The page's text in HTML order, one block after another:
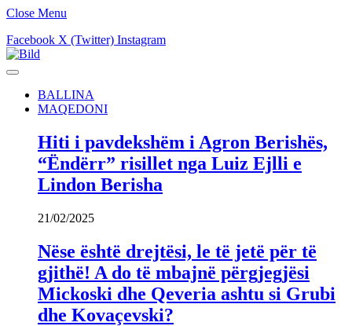
Close Menu
Facebook X (Twitter) Instagram
BALLINA
MAQEDONI
Hiti i pavdekshëm i Agron Berishës,
“Ëndërr” risillet nga Luiz Ejlli e
Lindon Berisha
21/02/2025
Nëse është drejtësi, le të jetë për të
gjithë! A do të mbajnë përgjegjësi
Mickoski dhe Qeveria ashtu si Grubi
dhe Kovaçevski?